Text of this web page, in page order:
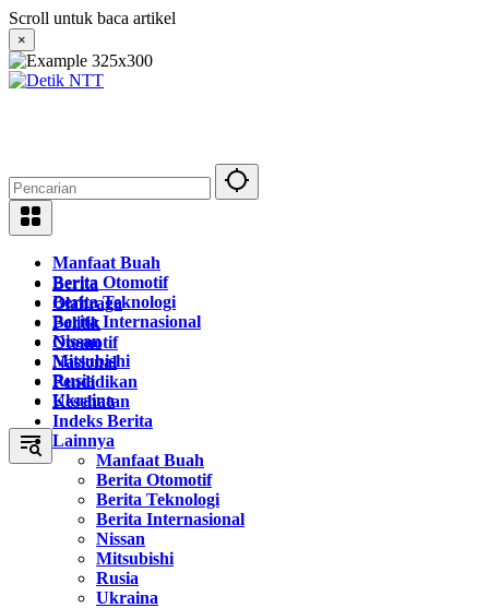
Langsung
ke
konten
Scroll untuk baca artikel
×
Manfaat Buah
Berita Otomotif
Berita Teknologi
Berita Internasional
Nissan
Mitsubishi
Rusia
Ukraina
Berita
Olahraga
Politik
Otomotif
Nasional
Pendidikan
Kesehatan
Indeks Berita
Lainnya
Manfaat Buah
Berita Otomotif
Berita Teknologi
Berita Internasional
Nissan
Mitsubishi
Rusia
Ukraina